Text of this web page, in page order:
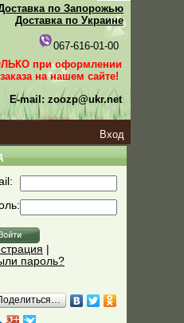
по Запорожью
Доставка по Украине
067-616-01-00
при оформлении
заказа на нашем сайте!
E-mail: zoozp@ukr.net
Вход
пароль?